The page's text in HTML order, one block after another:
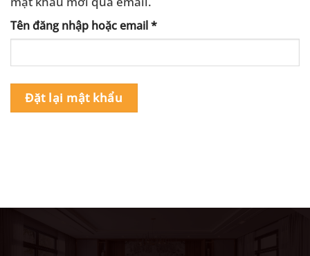
Tên đăng nhập hoặc email*
buộc
Đặt lại mật khẩu